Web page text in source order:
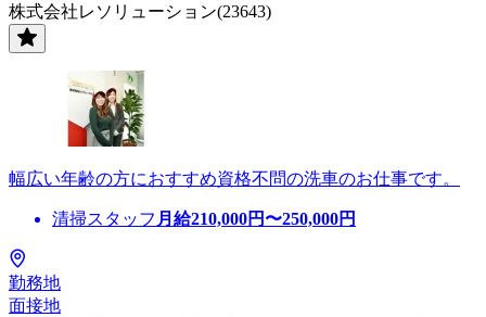
株式会社レソリューション(23643)
幅広い年齢の方におすすめ資格不問の洗車のお仕事です。
清掃スタッフ 月給210,000円〜250,000円
勤務地
面接地